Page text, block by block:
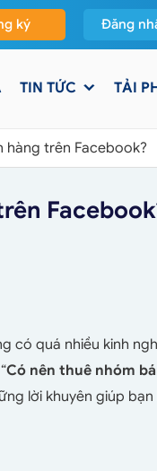
ký Đăng
TIN TỨC TẢI
hàng trên Facebook?
có quá nhiều kinh
Có nên thuê nhóm
lời khuyên giúp bạn